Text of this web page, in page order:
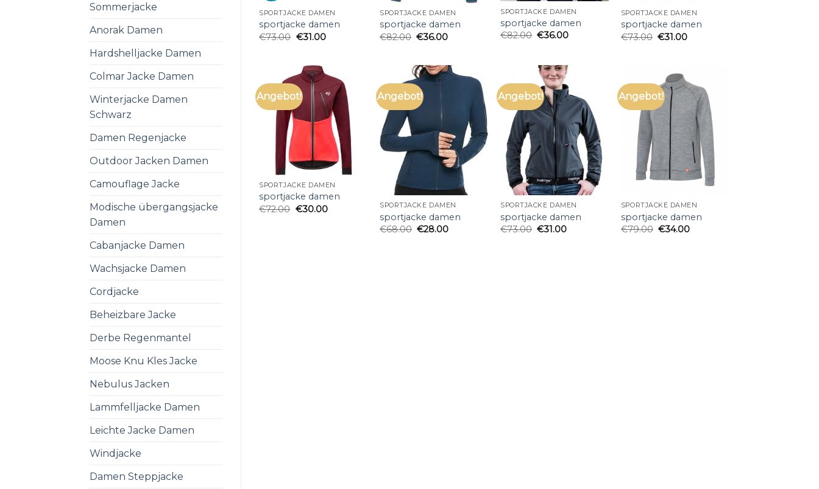
Sommerjacke
Anorak Damen
Hardshelljacke Damen
Colmar Jacke Damen
Winterjacke Damen
Schwarz
Damen Regenjacke
Outdoor Jacken Damen
Camouflage Jacke
Modische übergangsjacke
Damen
Cabanjacke Damen
Wachsjacke Damen
Cordjacke
Beheizbare Jacke
Derbe Regenmantel
Moose Knu Kles Jacke
Nebulus Jacken
Lammfelljacke Damen
Leichte Jacke Damen
Windjacke
Damen Steppjacke
SPORTJACKE DAMEN
sportjacke damen
€73.00 €31.00
SPORTJACKE DAMEN
sportjacke damen
€82.00 €36.00
SPORTJACKE DAMEN
sportjacke damen
€82.00 €36.00
SPORTJACKE DAMEN
sportjacke damen
€73.00 €31.00
Angebot!
SPORTJACKE DAMEN
sportjacke damen
€72.00 €30.00
Angebot!
SPORTJACKE DAMEN
sportjacke damen
€68.00 €28.00
Angebot!
SPORTJACKE DAMEN
sportjacke damen
€73.00 €31.00
Angebot!
SPORTJACKE DAMEN
sportjacke damen
€79.00 €34.00